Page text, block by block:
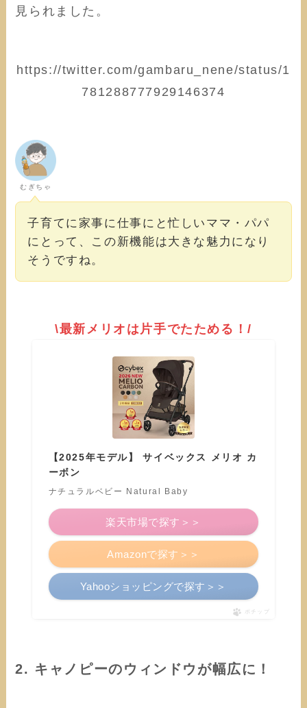
見られました。
https://twitter.com/gambaru_nene/status/1
781288777929146374
むぎちゃ
子育てに家事に仕事にと忙しいママ・パパ
にとって、この新機能は大きな魅力になり
そうですね。
\最新メリオは片手でたためる！/
【2025年モデル】 サイベックス メリオ カ
ーボン
ナチュラルベビー Natural Baby
Amazonで探す＞＞
楽天市場で探す＞＞
Yahooショッピングで探す＞＞
ポチップ
2. キャノピーのウィンドウが幅広に！